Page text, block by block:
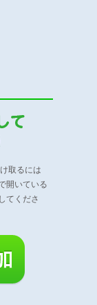
取るには
開いている
てくださ